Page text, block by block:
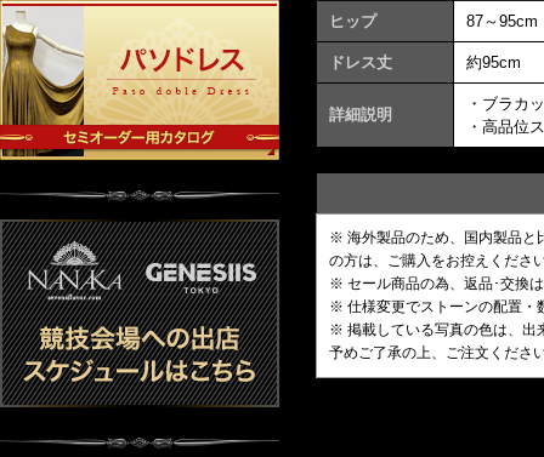
ヒップ 87～95cm
ドレス丈 約95cm
詳細説明
・ブラカ
・高品位
※ 海外製品のため、国内製品と
の方は、ご購入をお控えくださ
※ セール商品の為、返品･交換
※ 仕様変更でストーンの配置・
※ 掲載している写真の色は、出
予めご了承の上、ご注文くださ